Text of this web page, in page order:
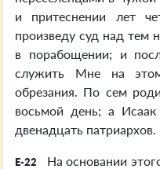
и притеснении лет
произведу суд над тем
в порабощении; и
служить Мне на
обрезания. По сем
восьмой день; а
двенадцать патриархов.
E-22
На основании